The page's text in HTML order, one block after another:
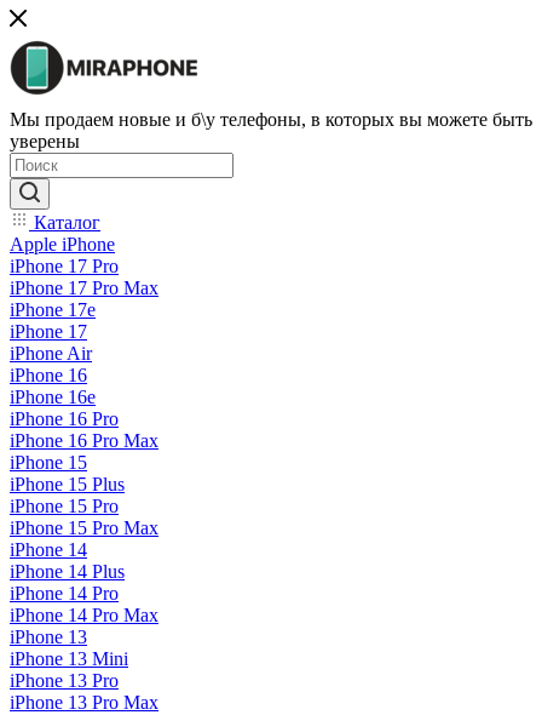
Мы продаем новые и б\у телефоны, в которых вы можете быть
уверены
Каталог
Apple iPhone
iPhone 17 Pro
iPhone 17 Pro Max
iPhone 17e
iPhone 17
iPhone Air
iPhone 16
iPhone 16e
iPhone 16 Pro
iPhone 16 Pro Max
iPhone 15
iPhone 15 Plus
iPhone 15 Pro
iPhone 15 Pro Max
iPhone 14
iPhone 14 Plus
iPhone 14 Pro
iPhone 14 Pro Max
iPhone 13
iPhone 13 Mini
iPhone 13 Pro
iPhone 13 Pro Max